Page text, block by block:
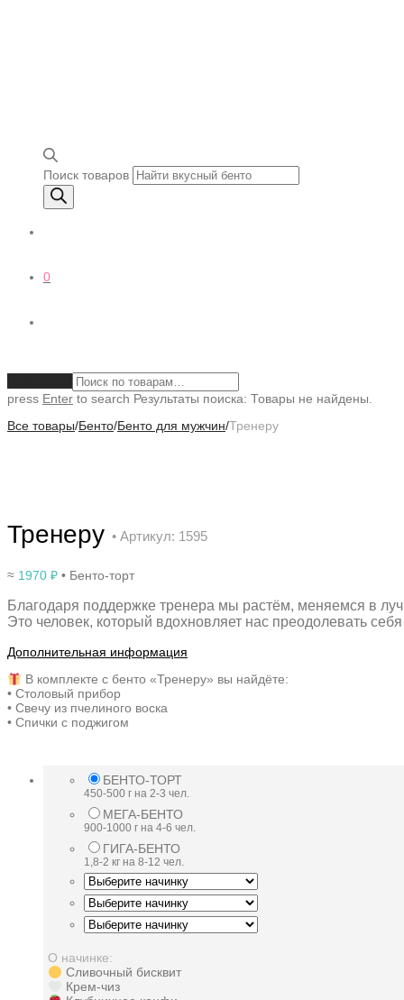
Поиск товаров
0
press Enter to search Результаты поиска: Товары не найдены.
Все товары/Бенто/Бенто для мужчин/Тренеру
Тренеру • Артикул: 1595
≈ 1970 ₽ • Бенто-торт
Благодаря поддержке тренера мы растём, меняемся в
Это человек, который вдохновляет нас преодолевать
Дополнительная информация
В комплекте с бенто «Тренеру» вы найдёте:
• Столовый прибор
• Свечу из пчелиного воска
• Спички с поджигом
БЕНТО-ТОРТ
450-500 г на 2-3 чел.
МЕГА-БЕНТО
900-1000 г на 4-6 чел.
ГИГА-БЕНТО
1,8-2 кг на 8-12 чел.
О начинке:
Сливочный бисквит
Крем-чиз